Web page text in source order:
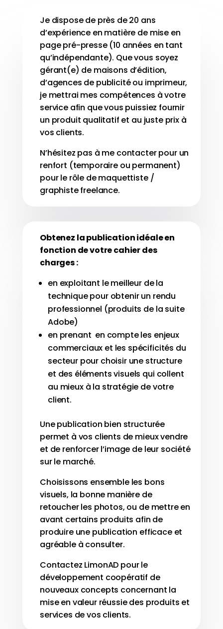
Je dispose de près de 20 ans
d’expérience en matière de mise en
page pré-presse (10 années en tant
qu’indépendante). Que vous soyez
gérant(e) de maisons d’édition,
d’agences de publicité ou imprimeur,
je mettrai mes compétences à votre
service afin que vous puissiez fournir
un produit qualitatif et au juste prix à
vos clients.
N’hésitez pas à me contacter pour un
renfort (temporaire ou permanent)
pour le rôle de maquettiste /
graphiste freelance.
Obtenez la publication idéale en
fonction de votre cahier des
charges :
en exploitant le meilleur de la
technique pour obtenir un rendu
professionnel (produits de la suite
Adobe)
en prenant en compte les enjeux
commerciaux et les spécificités du
secteur pour choisir une structure
et des éléments visuels qui collent
au mieux à la stratégie de votre
client.
Une publication bien structurée
permet à vos clients de mieux vendre
et de renforcer l’image de leur société
sur le marché.
Choisissons ensemble les bons
visuels, la bonne manière de
retoucher les photos, ou de mettre en
avant certains produits afin de
produire une publication efficace et
agréable à consulter.
Contactez LimonAD pour le
développement coopératif de
nouveaux concepts concernant la
mise en valeur réussie des produits et
services de vos clients.